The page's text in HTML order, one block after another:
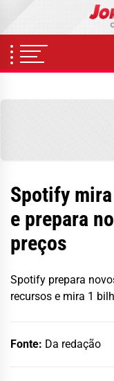
content
Spotify
e prepara
preços
Spotify prepara
recursos e mira 1
Fonte: Da redação